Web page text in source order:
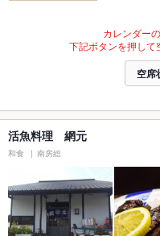
カレンダー
下記ボタンを押して
空席
活魚料理 網元
和食 南房総